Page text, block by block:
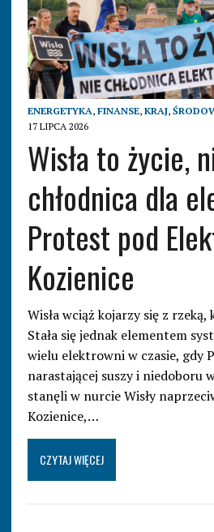
ENERGETYKA, FINANSE, KRAJ,
17 LIPCA 2026
Wisła to życie,
chłodnica dla
Protest pod
Kozienice
Wisła wciąż kojarzy się z rzeką,
Stała się jednak elementem
wielu elektrowni w czasie, gdy
narastającej suszy i niedoboru
stanęli w nurcie Wisły
Kozienice,…
CZYTAJ WIĘCEJ